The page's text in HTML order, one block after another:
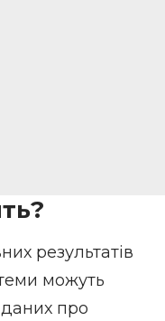
результатів
можуть
даних про